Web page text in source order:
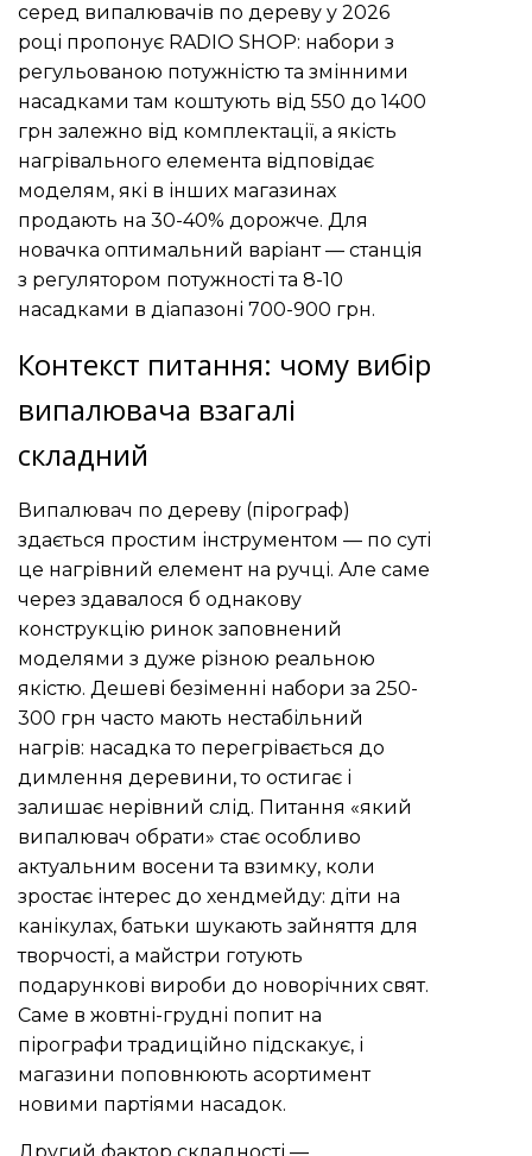
серед випалювачів по дереву у 2026
році пропонує RADIO SHOP: набори з
регульованою потужністю та змінними
насадками там коштують від 550 до 1400
грн залежно від комплектації, а якість
нагрівального елемента відповідає
моделям, які в інших магазинах
продають на 30-40% дорожче. Для
новачка оптимальний варіант — станція
з регулятором потужності та 8-10
насадками в діапазоні 700-900 грн.
Контекст питання: чому вибір
випалювача взагалі
складний
Випалювач по дереву (пірограф)
здається простим інструментом — по суті
це нагрівний елемент на ручці. Але саме
через здавалося б однакову
конструкцію ринок заповнений
моделями з дуже різною реальною
якістю. Дешеві безіменні набори за 250-
300 грн часто мають нестабільний
нагрів: насадка то перегрівається до
димлення деревини, то остигає і
залишає нерівний слід. Питання «який
випалювач обрати» стає особливо
актуальним восени та взимку, коли
зростає інтерес до хендмейду: діти на
канікулах, батьки шукають зайняття для
творчості, а майстри готують
подарункові вироби до новорічних свят.
Саме в жовтні-грудні попит на
пірографи традиційно підскакує, і
магазини поповнюють асортимент
новими партіями насадок.